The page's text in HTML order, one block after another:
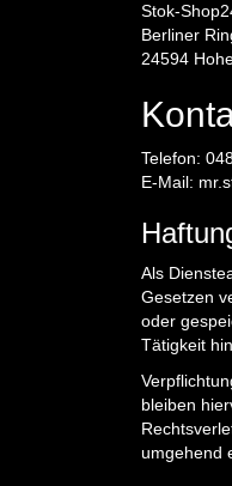
Stok-
Berliner
24594
Telefon:
E-Mail:
Als
Gesetzen
oder
Tätigkeit
bleiben
umgehend